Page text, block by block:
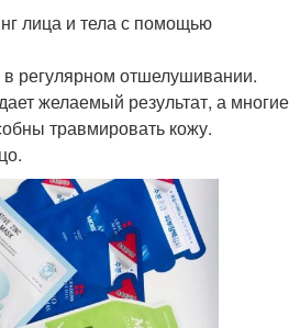
лица и тела с помощью
регулярном отшелушивании.
желаемый результат, а многие
травмировать кожу.